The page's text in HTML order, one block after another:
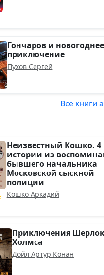
Гончаров и новогоднее
приключение
Пухов Сергей
Все книги
Неизвестный Кошко. 4
истории из
бывшего начальника
Московской сыскной
полиции
Кошко Аркадий
Приключения
Холмса
Дойл Артур Конан